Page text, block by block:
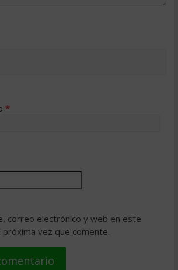
*
correo electrónico y web en este
próxima vez que comente.